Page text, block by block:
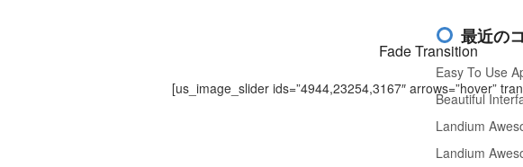
Fade Transition
[us_image_slider ids=”4944,23254,3167″ arrows=”hover”
最近の
Easy To Use
Beautiful
Landium
Landium